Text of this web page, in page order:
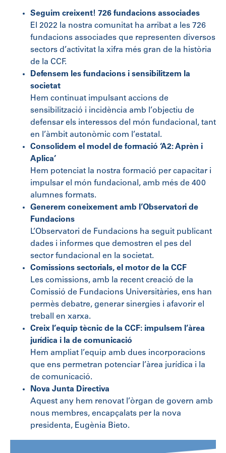
Seguim creixent! 726 fundacions associades
El 2022 la nostra comunitat ha arribat a les 726
fundacions associades que representen diversos
sectors d’activitat la xifra més gran de la història
de la CCF.
Defensem les fundacions i sensibilitzem la
societat
Hem continuat impulsant accions de
sensibilització i incidència amb l’objectiu de
defensar els interessos del món fundacional, tant
en l’àmbit autonòmic com l’estatal.
Consolidem el model de formació ‘A2: Aprèn i
Aplica’
Hem potenciat la nostra formació per capacitar i
impulsar el món fundacional, amb més de 400
alumnes formats.
Generem coneixement amb l’Observatori de
Fundacions
L’Observatori de Fundacions ha seguit publicant
dades i informes que demostren el pes del
sector fundacional en la societat.
Comissions sectorials, el motor de la CCF
Les comissions, amb la recent creació de la
Comissió de Fundacions Universitàries, ens han
permès debatre, generar sinergies i afavorir el
treball en xarxa.
Creix l’equip tècnic de la CCF: impulsem l’àrea
jurídica i la de comunicació
Hem ampliat l’equip amb dues incorporacions
que ens permetran potenciar l’àrea jurídica i la
de comunicació.
Nova Junta Directiva
Aquest any hem renovat l’òrgan de govern amb
nous membres, encapçalats per la nova
presidenta, Eugènia Bieto.